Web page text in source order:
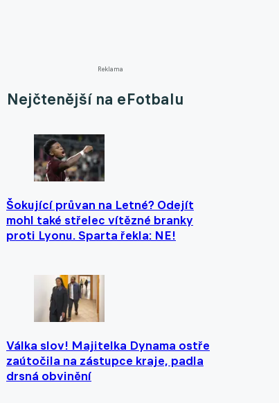
Reklama
Nejčtenější na eFotbalu
Šokující průvan na Letné? Odejít
mohl také střelec vítězné branky
proti Lyonu. Sparta řekla: NE!
Válka slov! Majitelka Dynama ostře
zaútočila na zástupce kraje, padla
drsná obvinění